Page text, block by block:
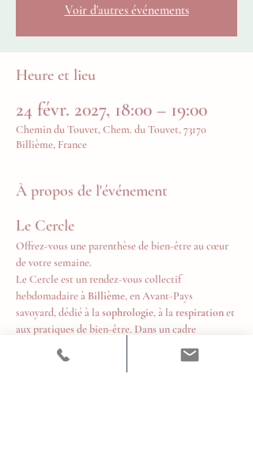
Voir d'autres événements
Heure et lieu
24 févr. 2027, 18:00 – 19:00
Chemin du Touvet, Chem. du Touvet, 73170
Billième, France
À propos de l'événement
Le Cercle
Offrez-vous une parenthèse de bien-être au cœur
de votre semaine.
Le Cercle est un rendez-vous collectif
hebdomadaire à Billième, en Avant-Pays
savoyard, dédié à la sophrologie, à la respiration et
aux pratiques de bien-être. Dans un cadre
chaleureux et bienveillant, chacun est invité à
prendre un temps pour soi, relâcher les tensions,